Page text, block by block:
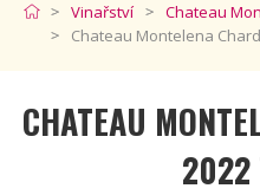
Vinařství
Chateau
Chateau Montelena
CHATEAU
2022